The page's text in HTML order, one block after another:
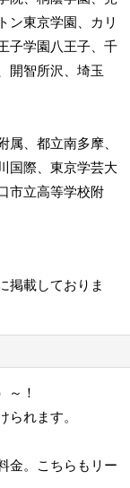
ン東京学園、カリ
子学園八王子、千
開智所沢、埼玉
、都立南多摩、
国際、東京学芸大
市立高等学校附
掲載しておりま
～！
れます。
金。こちらもリー